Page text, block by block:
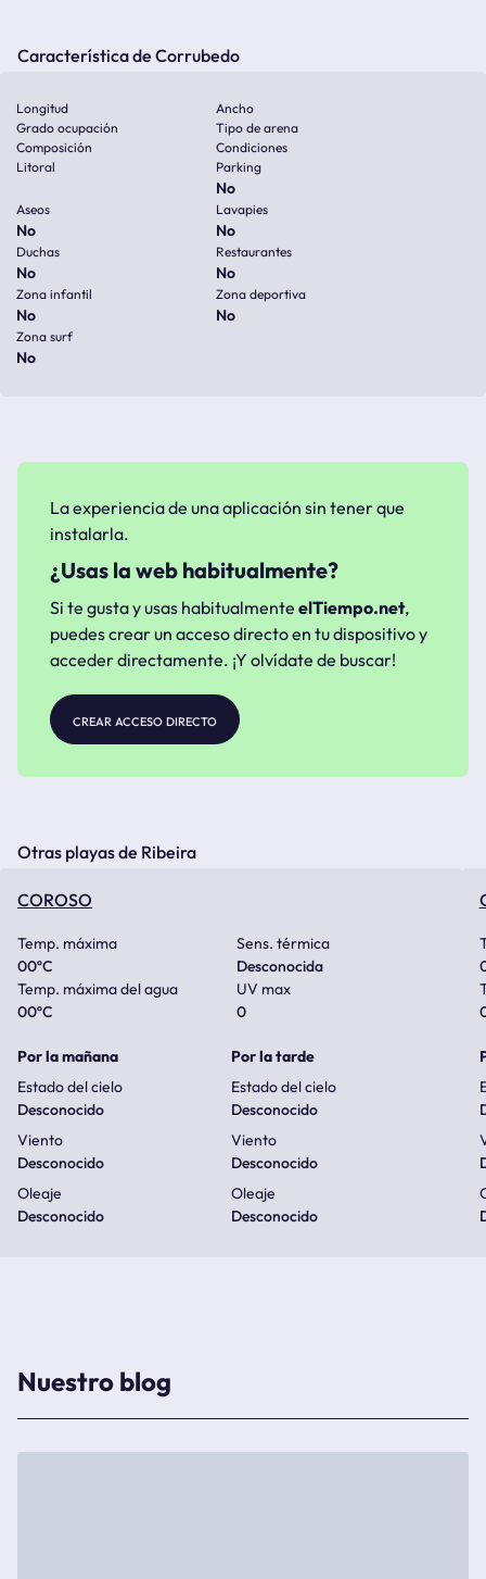
Característica de Corrubedo
Longitud
Ancho
Grado ocupación
Tipo de arena
Composición
Condiciones
Litoral
Parking
No
Aseos
No
Lavapies
No
Duchas
No
Restaurantes
No
Zona infantil
No
Zona deportiva
No
Zona surf
No
La experiencia de una aplicación sin tener que
instalarla.
¿Usas la web habitualmente?
Si te gusta y usas habitualmente elTiempo.net,
puedes crear un acceso directo en tu dispositivo y
acceder directamente. ¡Y olvídate de buscar!
crear acceso directo
Otras playas de Ribeira
COROSO
Temp. máxima
00ºC
Sens. térmica
Desconocida
Temp. máxima del agua
00ºC
UV max
0
Por la mañana
Estado del cielo
Desconocido
Viento
Desconocido
Oleaje
Desconocido
Por la tarde
Estado del cielo
Desconocido
Viento
Desconocido
Oleaje
Desconocido
Nuestro blog